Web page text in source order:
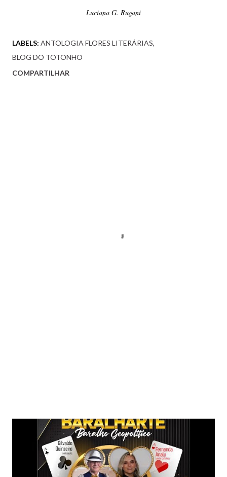
Luciana G. Rugani
LABELS: ANTOLOGIA FLORES LITERÁRIAS
BLOG DO TOTONHO
COMPARTILHAR